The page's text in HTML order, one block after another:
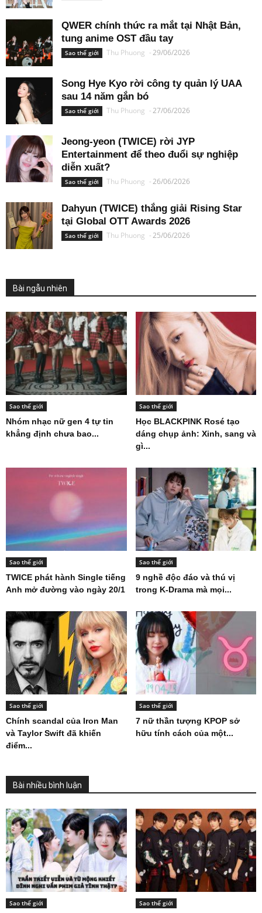
QWER chính thức ra mắt tại Nhật Bản,
tung anime OST đầu tay
Sao thế giới Thu Phuong -29/06/2026
Song Hye Kyo rời công ty quản lý UAA
sau 14 năm gắn bó
Sao thế giới Thu Phuong -27/06/2026
Jeong-yeon (TWICE) rời JYP
Entertainment để theo đuổi sự nghiệp
diễn xuất?
Sao thế giới Thu Phuong -26/06/2026
Dahyun (TWICE) thắng giải Rising Star
tại Global OTT Awards 2026
Sao thế giới Thu Phuong -25/06/2026
Bài ngẫu nhiên
Sao thế giới
Nhóm nhạc nữ gen 4 tự tin
khẳng định chưa bao...
Sao thế giới
Học BLACKPINK Rosé tạo
dáng chụp ảnh: Xinh, sang và
gì...
Sao thế giới
TWICE phát hành Single tiếng
Anh mở đường vào ngày 20/1
Sao thế giới
9 nghề độc đáo và thú vị
trong K-Drama mà mọi...
Sao thế giới
Chính scandal của Iron Man
và Taylor Swift đã khiến
điểm...
Sao thế giới
7 nữ thần tượng KPOP sở
hữu tính cách của một...
Bài nhiều bình luận
Sao thế giới Sao thế giới